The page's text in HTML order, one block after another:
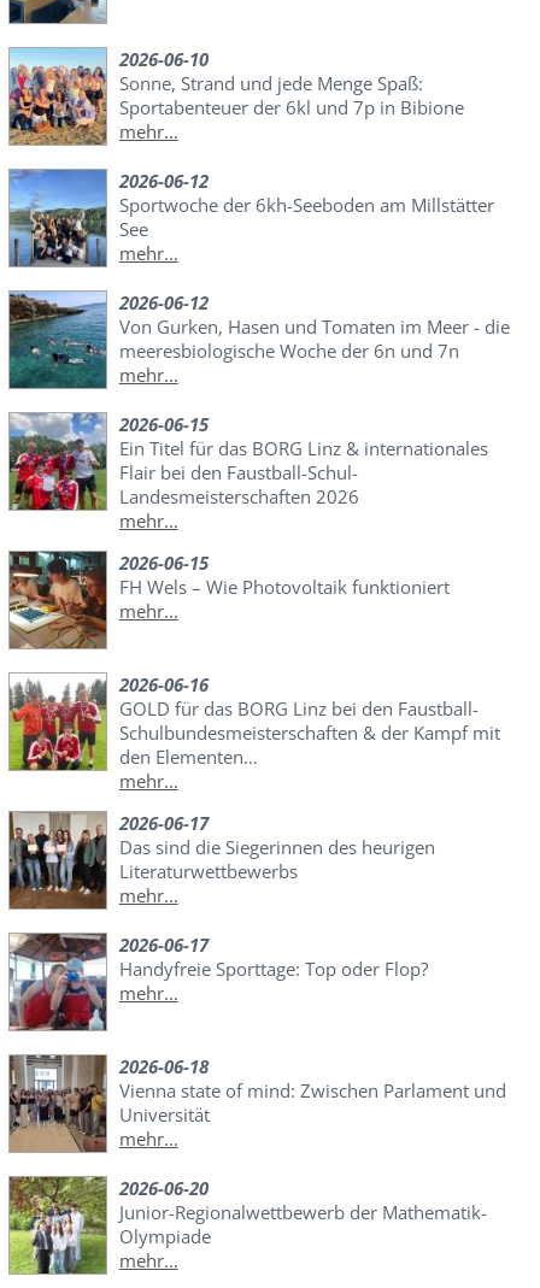
2026-06-10
Sonne, Strand und jede Menge Spaß:
Sportabenteuer der 6kl und 7p in Bibione
mehr...
2026-06-12
Sportwoche der 6kh-Seeboden am Millstätter
See
mehr...
2026-06-12
Von Gurken, Hasen und Tomaten im Meer - die
meeresbiologische Woche der 6n und 7n
mehr...
2026-06-15
Ein Titel für das BORG Linz & internationales
Flair bei den Faustball-Schul-
Landesmeisterschaften 2026
mehr...
2026-06-15
FH Wels – Wie Photovoltaik funktioniert
mehr...
2026-06-16
GOLD für das BORG Linz bei den Faustball-
Schulbundesmeisterschaften & der Kampf mit
den Elementen…
mehr...
2026-06-17
Das sind die Siegerinnen des heurigen
Literaturwettbewerbs
mehr...
2026-06-17
Handyfreie Sporttage: Top oder Flop?
mehr...
2026-06-18
Vienna state of mind: Zwischen Parlament und
Universität
mehr...
2026-06-20
Junior-Regionalwettbewerb der Mathematik-
Olympiade
mehr...